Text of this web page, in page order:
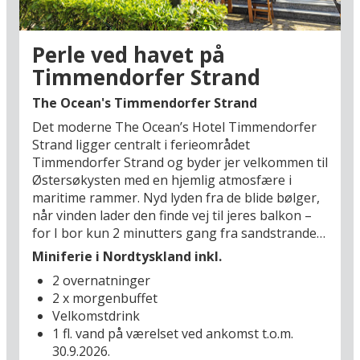
(fra april t.o.m. oktober). Øen er Tysklands sidste
toldfrie shoppingområde og en unik naturidyl
midt ude i havet. Det er også en stor
ferieoplevelse at besøge verdens største sluse i
Brunsbüttel (12 km), hvor mange store fartøjer
passerer via Kielerkanalen til floden Elben. Her
får man virkelig suset fra de 7 verdenshave. I
skal også huske at besøge storbyen Hamburg
(70 km), som byder på nogle af Europas bedste
storbyoplevelser. Se frem til en oplevelsesrig
miniferie i Nordtyskland!
Perle ved havet på
Timmendorfer Strand
The Ocean's Timmendorfer Strand
Det moderne The Ocean’s Hotel Timmendorfer
Strand ligger centralt i ferieområdet
Timmendorfer Strand og byder jer velkommen til
Østersøkysten med en hjemlig atmosfære i
maritime rammer. Nyd lyden fra de blide bølger,
når vinden lader den finde vej til jeres balkon –
for I bor kun 2 minutters gang fra sandstranden
og promenaden på Timmendorfer Strand – den
mest berømte strand i Tyskland, med lavt,
krystalklart vand og en bred klit, der, sammen en
grøn skovgrænse, indrammer den fine
sandstrand. På jeres feriebase starter I dagen ud
med en lækker morgenbuffet i hotellets flotte
Miniferie i Nordtyskland inkl.
2 overnatninger
2 x morgenbuffet
Velkomstdrink
1 fl. vand på værelset ved ankomst t.o.m.
30.9.2026.